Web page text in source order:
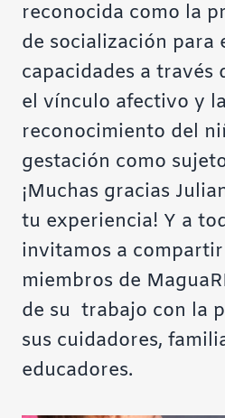
reconocida como la
de socialización para
capacidades a través
el vínculo afectivo y
reconocimiento del
gestación como
¡Muchas gracias
tu experiencia! Y a
invitamos a
miembros de
de su trabajo con la
sus cuidadores,
educadores.